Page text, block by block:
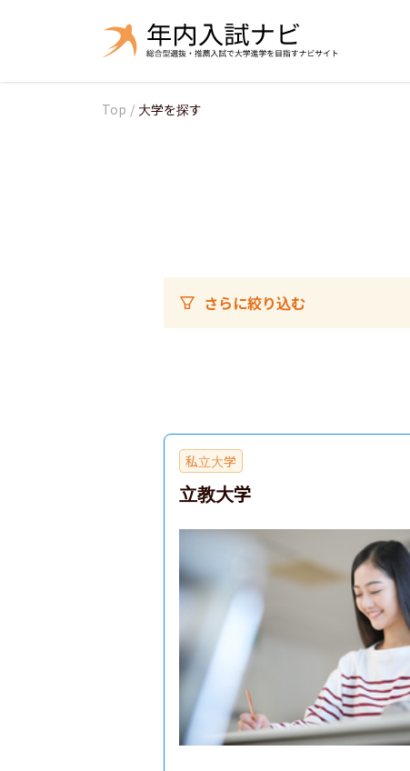
Top / 大学を探す
さらに絞り込む
私立大学
立教大学